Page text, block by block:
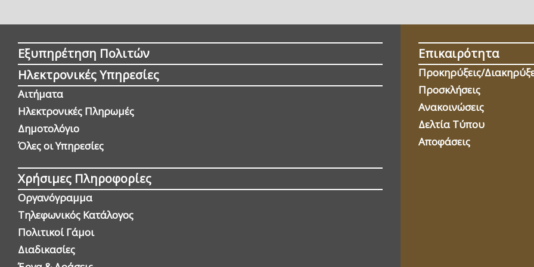
Εξυπηρέτηση Πολιτών
Ηλεκτρονικές Υπηρεσίες
Αιτήματα
Ηλεκτρονικές Πληρωμές
Δημοτολόγιο
Όλες οι Yπηρεσίες
Χρήσιμες Πληροφορίες
Οργανόγραμμα
Τηλεφωνικός Κατάλογος
Πολιτικοί Γάμοι
Διαδικασίες
Επικαιρότητα
Προκηρύξεις/
Προσκλήσεις
Ανακοινώσεις
Δελτία Τύπου
Αποφάσεις